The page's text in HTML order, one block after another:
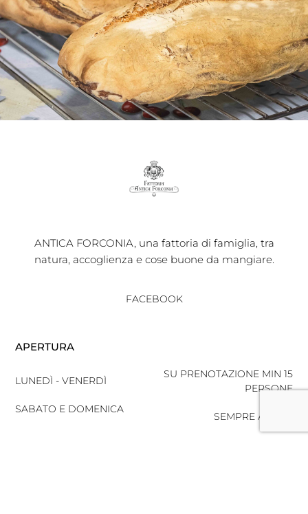
ANTICA FORCONIA, una fattoria di famiglia, tra
natura, accoglienza e cose buone da mangiare.
FACEBOOK
APERTURA
LUNEDÌ - VENERDÌ
SABATO E DOMENICA
SU PRENOTAZIONE MIN 15
PERSONE
SEMPRE APERTI